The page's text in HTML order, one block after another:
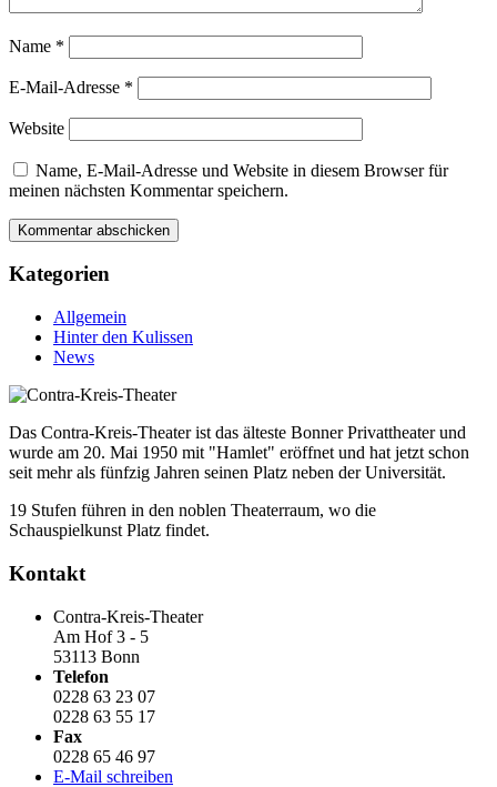
Name *
E-Mail-Adresse *
Website
Name, E-Mail-Adresse und Website in diesem Browser für
meinen nächsten Kommentar speichern.
Kategorien
Allgemein
Hinter den Kulissen
News
Das Contra-Kreis-Theater ist das älteste Bonner Privattheater und
wurde am 20. Mai 1950 mit "Hamlet" eröffnet und hat jetzt schon
seit mehr als fünfzig Jahren seinen Platz neben der Universität.
19 Stufen führen in den noblen Theaterraum, wo die
Schauspielkunst Platz findet.
Kontakt
Contra-Kreis-Theater
Am Hof 3 - 5
53113 Bonn
Telefon
0228 63 23 07
0228 63 55 17
Fax
0228 65 46 97
E-Mail schreiben